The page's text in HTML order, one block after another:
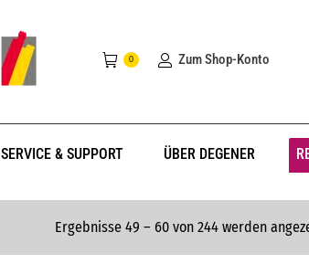
0 Zum Shop-Konto
SERVICE & SUPPORT ÜBER DEGENER
Ergebnisse 49 – 60 von 244 werden